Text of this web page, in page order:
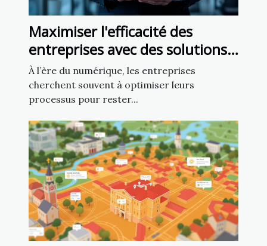
Maximiser l'efficacité des
entreprises avec des solutions
numériques personnalisées
À l’ère du numérique, les entreprises
cherchent souvent à optimiser leurs
processus pour rester...